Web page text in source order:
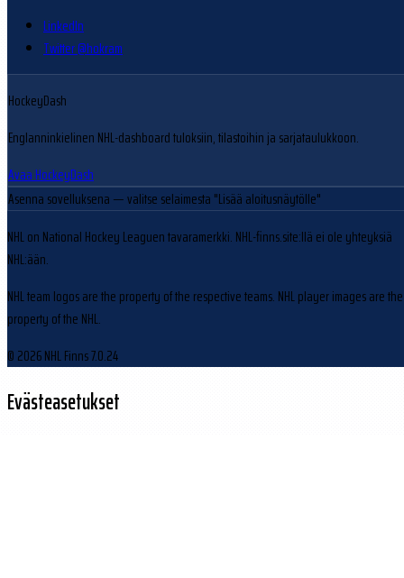
LinkedIn
Twitter @hokram
HockeyDash
Englanninkielinen NHL-dashboard tuloksiin, tilastoihin ja sarjataulukkoon.
Avaa HockeyDash
Asenna sovelluksena — valitse selaimesta "Lisää aloitusnäytölle"
NHL on National Hockey Leaguen tavaramerkki. NHL-finns.site:llä ei ole yhteyksiä
NHL:ään.
NHL team logos are the property of the respective teams. NHL player images are the
property of the NHL.
© 2026 NHL Finns7.0.24
Evästeasetukset